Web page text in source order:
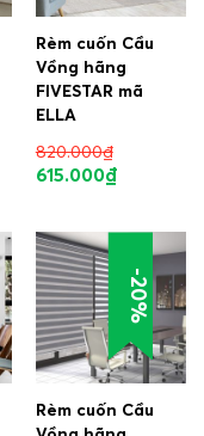
Rèm cuốn Cầu
Vồng hãng
FIVESTAR mã
ELLA
820.000₫
615.000₫
-20%
Rèm cuốn Cầu